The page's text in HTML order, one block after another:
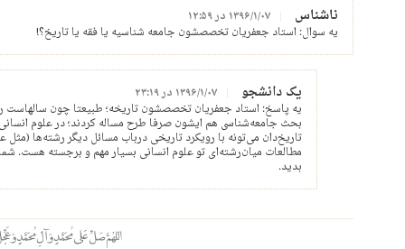
ناشناس
۱۳۹۶/۱/۰۷ در ۱۲:۵۹
یه سوال: استاد جعفریان تخصصشون جامعه شناسیه یا فقه یا تاریخ؟!
یک دانشجو
۱۳۹۶/۱/۰۷ در ۲۳:۱۹
یه پاسخ: استاد جعفریان تخصصشون تاریخه؛ طبیعتا چون سالهاست
بحث جامعه‌شناسی هم ایشون صرفا طرح مساله کردند؛ در علوم
تاریخ‌دان می‌تونه با رویکرد تاریخی درباب مسائل دیگر رشته‌ها
مطالعات میان‌رشته‌ای تو علوم انسانی بسیار مهم و برجسته هست.
بدید.